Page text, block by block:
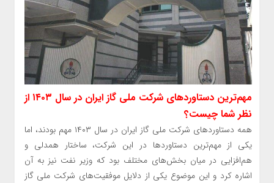
مهم‌ترین دستاورد‌های شرکت ملی گاز ایران در سال ۱۴۰۳ از
نظر شما چیست؟
همه دستاورد‌های شرکت ملی گاز ایران در سال ۱۴۰۳ مهم بودند، اما
یکی از مهم‌ترین دستاورد‌ها در این شرکت، ساختار همدلی و
هم‌افزایی در میان بخش‌های مختلف بود که وزیر نفت نیز به آن
اشاره کرد و این موضوع یکی از دلایل موفقیت‌های شرکت ملی گاز